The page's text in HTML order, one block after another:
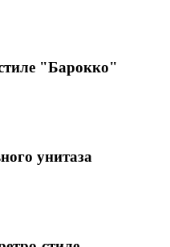
"Барокко"
унитаза